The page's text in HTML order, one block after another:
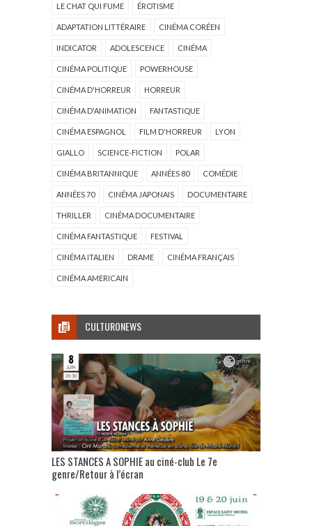
LE CHAT QUI FUME ÉROTISME
ADAPTATION LITTÉRAIRE CINÉMA CORÉEN
INDICATOR ADOLESCENCE CINÉMA
CINÉMA POLITIQUE POWERHOUSE
CINÉMA D'HORREUR HORREUR
CINÉMA D'ANIMATION FANTASTIQUE
CINÉMA ESPAGNOL FILM D'HORREUR LYON
GIALLO SCIENCE-FICTION POLAR
CINÉMA BRITANNIQUE ANNÉES 80 COMÉDIE
ANNÉES 70 CINÉMA JAPONAIS DOCUMENTAIRE
THRILLER CINÉMA DOCUMENTAIRE
CINÉMA FANTASTIQUE FESTIVAL
CINÉMA ITALIEN DRAME CINÉMA FRANÇAIS
CINÉMA AMERICAIN
CULTURONEWS
LES STANCES A SOPHIE au ciné-club Le 7e
genre/Retour à l’écran